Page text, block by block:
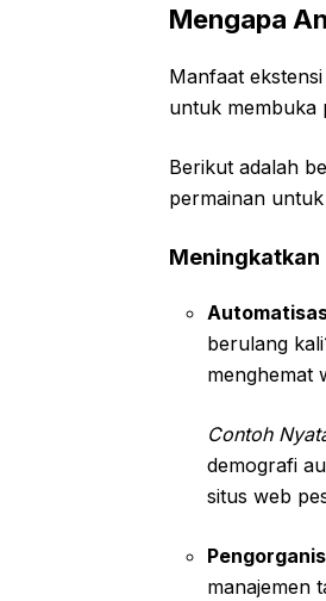
Mengapa
Manfaat
untuk membuka
Berikut adalah
permainan
berulang
menghemat
Contoh
demografi
situs web
manajemen